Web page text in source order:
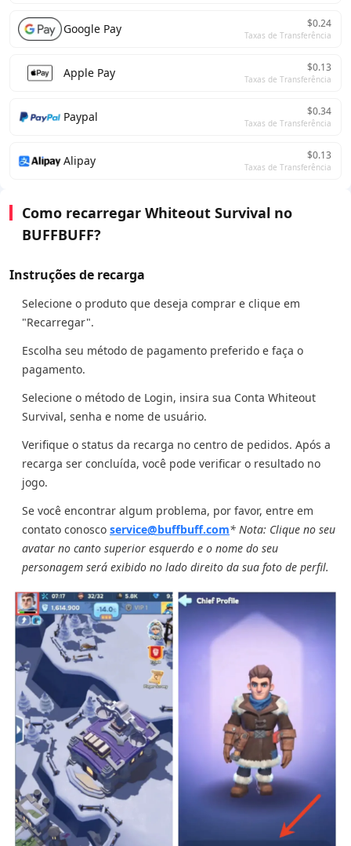
Google Pay $0.24
Taxas de Transferência
Apple Pay $0.13
Taxas de Transferência
Paypal $0.34
Taxas de Transferência
Alipay $0.13
Taxas de Transferência
Como recarregar Whiteout Survival no
BUFFBUFF?
Instruções de recarga
Selecione o produto que deseja comprar e clique em
"Recarregar".
Escolha seu método de pagamento preferido e faça o
pagamento.
Selecione o método de Login, insira sua Conta Whiteout
Survival, senha e nome de usuário.
Verifique o status da recarga no centro de pedidos. Após a
recarga ser concluída, você pode verificar o resultado no
jogo.
Se você encontrar algum problema, por favor, entre em
contato conosco service@buffbuff.com* Nota: Clique no seu
avatar no canto superior esquerdo e o nome do seu
personagem será exibido no lado direito da sua foto de perfil.